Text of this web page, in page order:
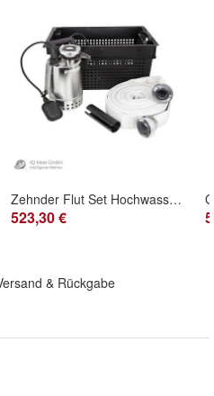
Zehnder Flut Set Hochwasserbox Schmutzwasser Tauchpumpe E-ZW 65A
523,30 €
& Rückgabe